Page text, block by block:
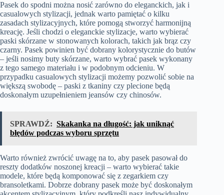
Pasek do spodni można nosić zarówno do eleganckich, jak i
casualowych stylizacji, jednak warto pamiętać o kilku
zasadach stylizacyjnych, które pomogą stworzyć harmonijną
kreację. Jeśli chodzi o eleganckie stylizacje, warto wybierać
paski skórzane w stonowanych kolorach, takich jak brąz czy
czarny. Pasek powinien być dobrany kolorystycznie do butów
– jeśli nosimy buty skórzane, warto wybrać pasek wykonany
z tego samego materiału i w podobnym odcieniu. W
przypadku casualowych stylizacji możemy pozwolić sobie na
większą swobodę – paski z tkaniny czy plecione będą
doskonałym uzupełnieniem jeansów czy chinosów.
SPRAWDŹ: Skakanka na długość: jak uniknąć
błędów podczas wyboru sprzętu
Warto również zwrócić uwagę na to, aby pasek pasował do
reszty dodatków noszonej kreacji – warto wybierać takie
modele, które będą komponować się z zegarkiem czy
bransoletkami. Dobrze dobrany pasek może być doskonałym